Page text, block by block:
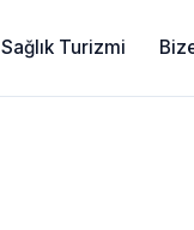
Sağlık Turizmi